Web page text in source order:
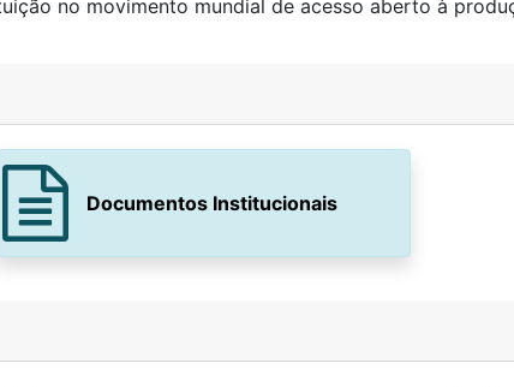
no movimento mundial de acesso aberto à
Documentos Institucionais